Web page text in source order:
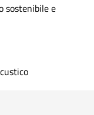
sostenibile e